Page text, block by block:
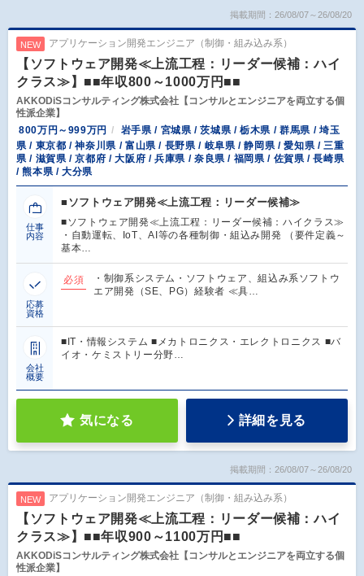
掲載期間：26/08/07～26/08/20
NEW アプリケーション開発エンジニア（制御・組み込み系）
【ソフトウェア開発≪上流工程：リーダー候補：ハイ
クラス≫】■■年収800～1000万円■■
AKKODiSコンサルティング株式会社【コンサルとエンジニアを両立する個
性派企業】
800万円～999万円
岩手県 / 宮城県 / 茨城県 / 栃木県 / 群馬県 / 埼玉
県 / 東京都 / 神奈川県 / 富山県 / 長野県 / 岐阜県 / 静岡県 / 愛知県 / 三重
県 / 滋賀県 / 京都府 / 大阪府 / 兵庫県 / 奈良県 / 福岡県 / 佐賀県 / 長崎県
/ 熊本県 / 大分県
仕事
内容
■ソフトウェア開発≪上流工程：リーダー候補≫
■ソフトウェア開発≪上流工程：リーダー候補：ハイクラス≫
・自動運転、IoT、AI等の各種制御・組込み開発 （要件定義～
基本…
応募
資格
必須
・制御系システム・ソフトウェア、組込み系ソフトウ
エア開発（SE、PG）経験者 ≪具…
会社
概要
■IT・情報システム ■メカトロニクス・エレクトロニクス ■バ
イオ・ケミストリー分野…
気になる 詳細を見る
掲載期間：26/08/07～26/08/20
NEW アプリケーション開発エンジニア（制御・組み込み系）
【ソフトウェア開発≪上流工程：リーダー候補：ハイ
クラス≫】■■年収900～1100万円■■
AKKODiSコンサルティング株式会社【コンサルとエンジニアを両立する個
性派企業】